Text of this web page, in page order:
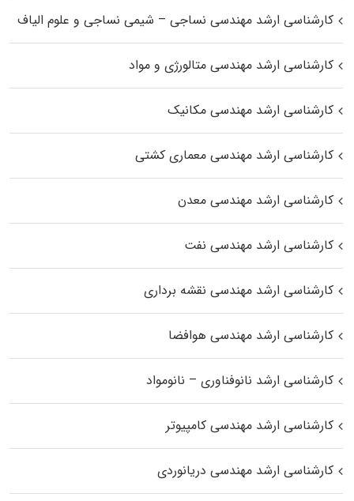
کارشناسی ارشد مهندسی نساجی – شیمی نساجی و علوم الیاف
کارشناسی ارشد مهندسی متالورژی و مواد
کارشناسی ارشد مهندسی مکانیک
کارشناسی ارشد مهندسی معماری کشتی
کارشناسی ارشد مهندسی معدن
کارشناسی ارشد مهندسی نفت
کارشناسی ارشد مهندسی نقشه برداری
کارشناسی ارشد مهندسی هوافضا
کارشناسی ارشد نانوفناوری – نانومواد
کارشناسی ارشد مهندسی کامپیوتر
کارشناسی ارشد مهندسی دریانوردی